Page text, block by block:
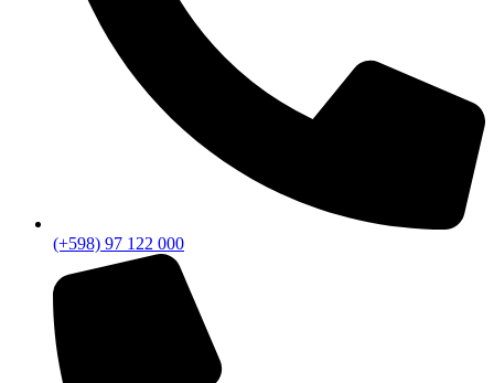
(+598) 97 122 000